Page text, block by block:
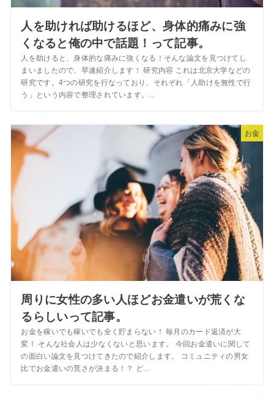
人を助ければ助けるほど、身体的痛みに強
くなると俺の中で話題！って記事。
人を助けると、身体的な痛みに強くなる！そんな論文を見つけてし
まいましたので、早速紹介します！ 研究内容 これは北京大学などの
研究です。4つの研究を行なっており、それぞれ「人助けを無性で行
う」という内容で整理されています。...
お金
周りに女性の多い人ほどお金遣いが荒くな
るらしいって記事。
お金を稼いでも稼いでも全く貯まらない！ 毎月のカード返済が大
変！ そんな社会人は少なくないと思います。 今回お金遣いに関して
の面白い論文を見つけてきたので紹介します。 コミュニティの男女
比でお金遣いの荒さが決まる！？ ど...